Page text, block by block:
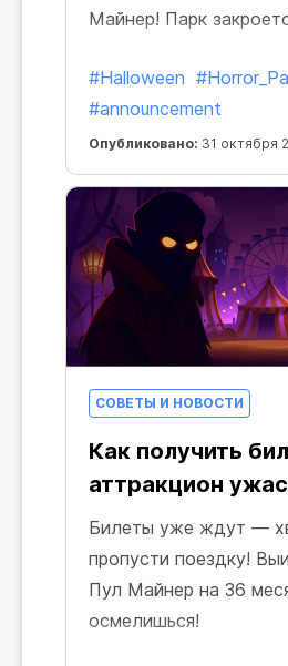
Майнер! Парк
#Halloween
#announcement
Опубликовано: 31 октября
СОВЕТЫ И НОВОСТИ
Как получить
аттракцион
Билеты уже ждут —
пропусти поездку!
Пул Майнер на 36
осмелишься!